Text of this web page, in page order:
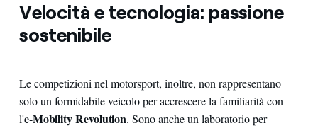
Velocità e tecnologia: passione
sostenibile
Le competizioni nel motorsport, inoltre, non rappresentano
solo un formidabile veicolo per accrescere la familiarità con
l'e-Mobility Revolution. Sono anche un laboratorio per